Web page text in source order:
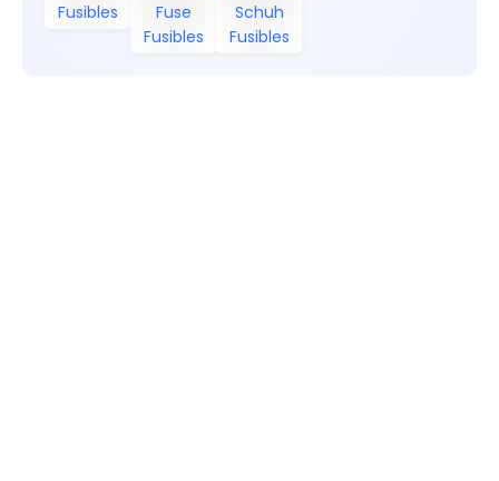
Fusibles
Fuse
Fusibles
Schuh
Fusibles